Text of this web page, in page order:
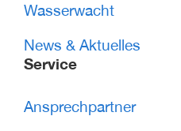
Wasserwacht
News & Aktuelles
Service
Ansprechpartner